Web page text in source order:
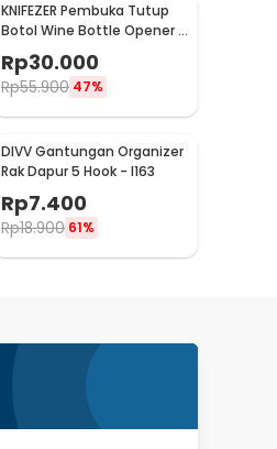
KNIFEZER Pembuka Tutup
Botol Wine Bottle Opener -
TYK-074B
Rp30.000
Rp55.900 47%
DIVV Gantungan Organizer
Rak Dapur 5 Hook - I163
Rp7.400
Rp18.900 61%